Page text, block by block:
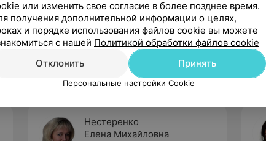
Рекомендую
Нестеренко
Елена Михайловна
или изменить свое согласие в более позднее время.
получения дополнительной информации о целях,
и порядке использования файлов cookie вы можете
с нашей Политикой обработки файлов cookie
Отклонить
Принять
Персональные настройки Cookie